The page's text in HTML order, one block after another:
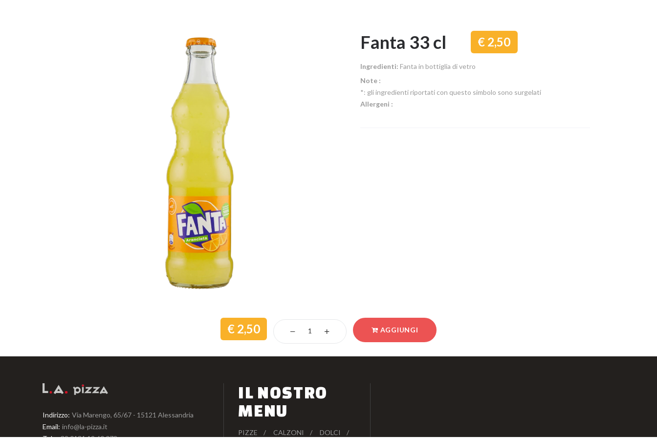
Fanta 33 cl 2,50
Ingredienti: Fanta in bottiglia di vetro
Note :
*: gli ingredienti riportati con questo simbolo sono surgelati
Allergeni :
2,50 AGGIUNGI
Indirizzo: Via Marengo, 65/67 - 15121 Alessandria
Email: info@la-pizza.it
IL NOSTRO
MENU
PIZZE CALZONI DOLCI